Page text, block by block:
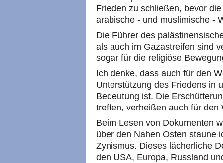
Frieden zu schließen, bevor
arabische - und muslimische -
Die Führer des
als auch im Gazastreifen sind
sogar für die religiöse
Ich denke, dass auch für den
Unterstützung des Friedens in
Bedeutung ist. Die
treffen, verheißen auch für den
Beim Lesen von Dokumenten
über den Nahen Osten staune
Zynismus. Dieses lächerliche
den USA, Europa, Russland